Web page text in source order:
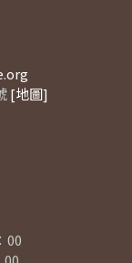
[地圖]
00